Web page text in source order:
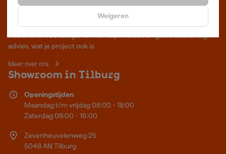
Weigeren
Leer Verfwebwinkel beter kennen
Verf kopen doe je bij Verfwebwinkel.nl, dé online verfwinkel van
Nederland. Voordelige verf van topkwaliteit en gratis deskundig
advies, wat je project ook is.
Meer over ons
Showroom in Tilburg
Openingstijden
Maandag t/m vrijdag 08:00 - 18:00
Zaterdag 08:00 - 16:00
Zevenheuvelenweg 25
5048 AN Tilburg